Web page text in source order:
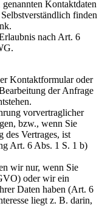
Kontaktdaten
finden
nach Art. 6
Kontaktformular oder
der Anfrage
vorvertraglicher
bzw., wenn Sie
des Vertrages, ist
Art. 6 Abs. 1 S. 1 b)
wir nur, wenn Sie
oder wir ein
Daten haben (Art. 6
liegt z. B. darin,